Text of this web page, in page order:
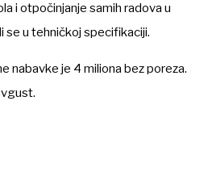
i otpočinjanje samih radova u
se u tehničkoj specifikaciji.
nabavke je 4 miliona bez poreza.